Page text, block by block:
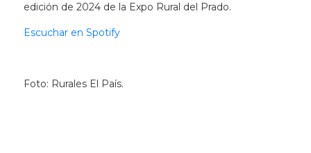
edición de 2024 de la Expo Rural del Prado.
Escuchar en Spotify
Foto: Rurales El País.